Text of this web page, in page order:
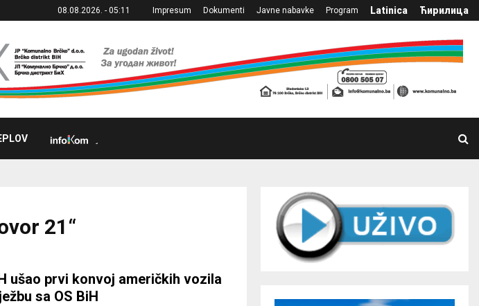
08.08.2026. - 05:11 Impresum Dokumenti Javne nabavke Program Latinica Ћирилица
21“
ušao prvi konvoj američkih vozila
sa OS BiH